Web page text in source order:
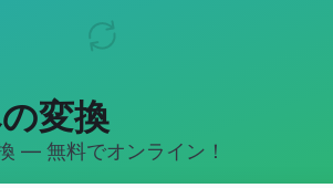
変換
— 無料でオンライン！